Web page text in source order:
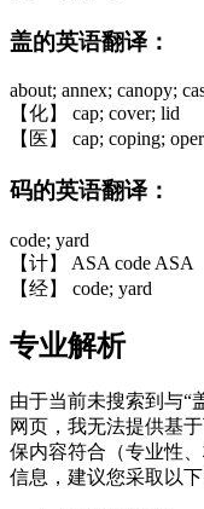
盖的英语翻译：
about; annex; canopy;
【化】 cap; cover; lid
【医】 cap; coping;
码的英语翻译：
code; yard
【计】 ASA code ASA
【经】 code; yard
专业解析
由于当前未搜索到与“
网页，我无法提供基
保内容符合（专业性
信息，建议您采取以下